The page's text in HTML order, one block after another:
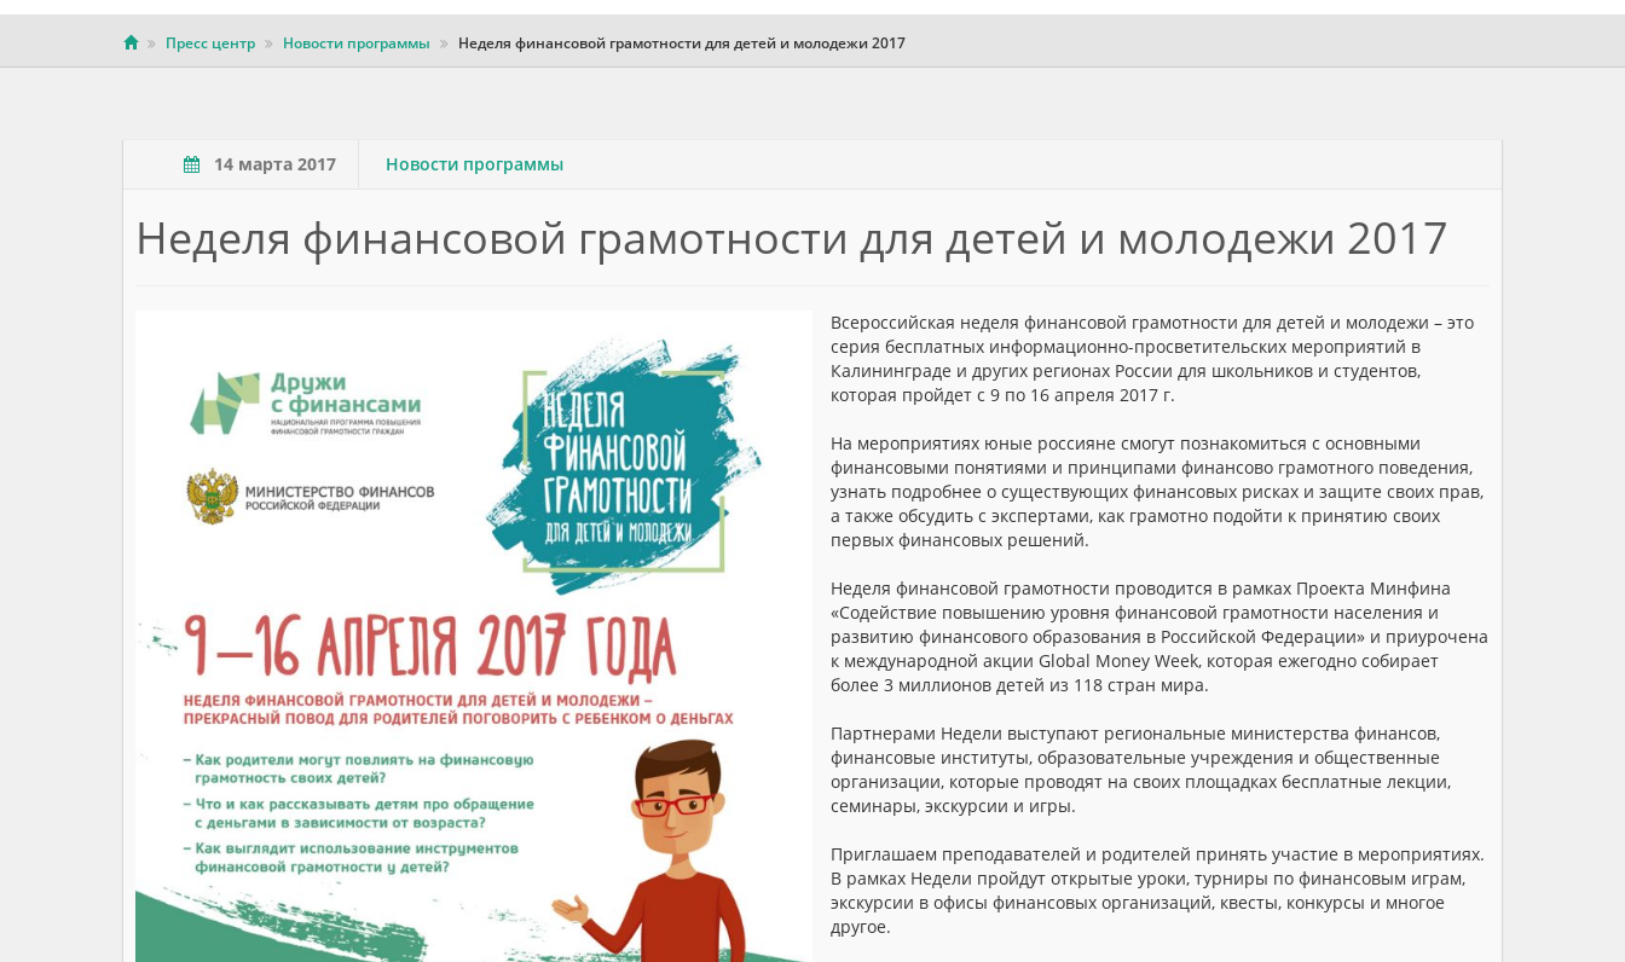
Пресс центр Новости программы Неделя финансовой грамотности для детей и молодежи 2017
14 марта 2017 Новости программы
Неделя финансовой грамотности для детей и молодежи 2017
Всероссийская неделя финансовой грамотности для детей и молодежи – это
серия бесплатных информационно-просветительских мероприятий в
Калининграде и других регионах России для школьников и студентов,
которая пройдет с 9 по 16 апреля 2017 г.
На мероприятиях юные россияне смогут познакомиться с основными
финансовыми понятиями и принципами финансово грамотного поведения,
узнать подробнее о существующих финансовых рисках и защите своих прав,
а также обсудить с экспертами, как грамотно подойти к принятию своих
первых финансовых решений.
Неделя финансовой грамотности проводится в рамках Проекта Минфина
«Содействие повышению уровня финансовой грамотности населения и
развитию финансового образования в Российской Федерации» и приурочена
к международной акции Global Money Week, которая ежегодно собирает
более 3 миллионов детей из 118 стран мира.
Партнерами Недели выступают региональные министерства финансов,
финансовые институты, образовательные учреждения и общественные
организации, которые проводят на своих площадках бесплатные лекции,
семинары, экскурсии и игры.
Приглашаем преподавателей и родителей принять участие в мероприятиях.
В рамках Недели пройдут открытые уроки, турниры по финансовым играм,
экскурсии в офисы финансовых организаций, квесты, конкурсы и многое
другое.